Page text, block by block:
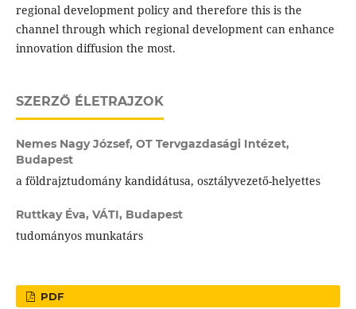
regional development policy and therefore this is the
channel through which regional development can enhance
innovation diffusion the most.
SZERZŐ ÉLETRAJZOK
Nemes Nagy József, OT Tervgazdasági Intézet,
Budapest
a földrajztudomány kandidátusa, osztályvezető-helyettes
Ruttkay Éva, VÁTI, Budapest
tudományos munkatárs
PDF